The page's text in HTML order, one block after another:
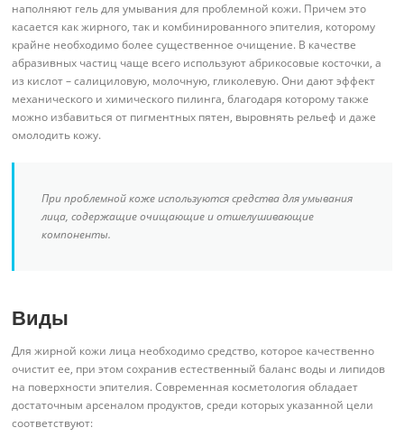
наполняют гель для умывания для проблемной кожи. Причем это
касается как жирного, так и комбинированного эпителия, которому
крайне необходимо более существенное очищение. В качестве
абразивных частиц чаще всего используют абрикосовые косточки, а
из кислот – салициловую, молочную, гликолевую. Они дают эффект
механического и химического пилинга, благодаря которому также
можно избавиться от пигментных пятен, выровнять рельеф и даже
омолодить кожу.
При проблемной коже используются средства для умывания
лица, содержащие очищающие и отшелушивающие
компоненты.
Виды
Для жирной кожи лица необходимо средство, которое качественно
очистит ее, при этом сохранив естественный баланс воды и липидов
на поверхности эпителия. Современная косметология обладает
достаточным арсеналом продуктов, среди которых указанной цели
соответствуют: